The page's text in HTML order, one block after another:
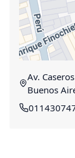
Av.
Buenos